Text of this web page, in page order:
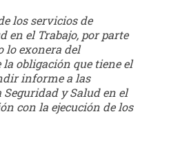
los servicios de
en el Trabajo, por parte
lo exonera del
obligación que tiene el
informe a las
y Salud en el
con la ejecución de los